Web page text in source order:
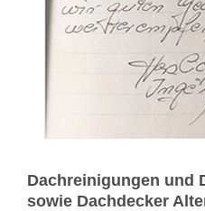
Dachreinigungen und
sowie Dachdecker